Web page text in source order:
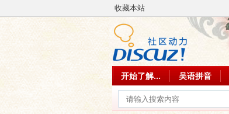
收藏本站
开始了解... 吴语拼音